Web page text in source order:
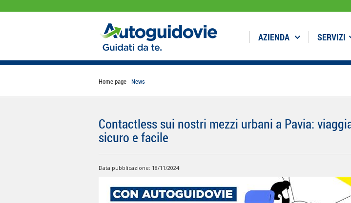
AZIENDA SERVIZI
Home page News
Contactless sui nostri mezzi urbani a Pavia:
sicuro e facile
Data pubblicazione: 18/11/2024